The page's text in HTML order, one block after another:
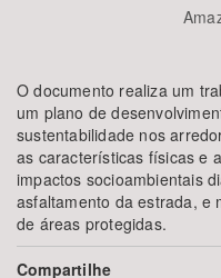
O documento realiza um
um plano de
sustentabilidade nos
as características físicas e
impactos socioambientais
asfaltamento da estrada, e
de áreas protegidas.
Compartilhe